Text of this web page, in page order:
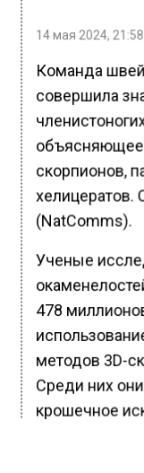
14 мая 2024, 21:58
Команда
совершила
скорпионов,
(NatComms).
Ученые
478
методов 3D-
Среди них
крошечное